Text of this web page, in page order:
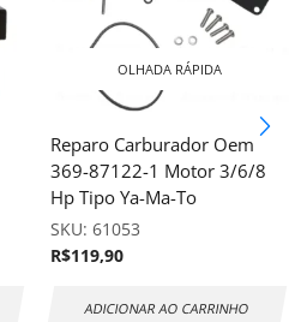
OLHADA RÁPIDA
Reparo Carburador Oem
369-87122-1 Motor 3/6/8
Hp Tipo Ya-Ma-To
SKU: 61053
R$119,90
ADICIONAR AO CARRINHO